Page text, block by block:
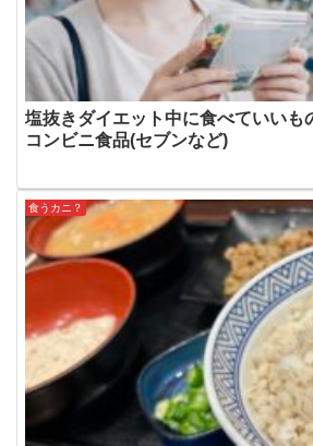
塩抜きダイエット中に食べていいも
コンビニ食品(セブンなど)
食うカニ？